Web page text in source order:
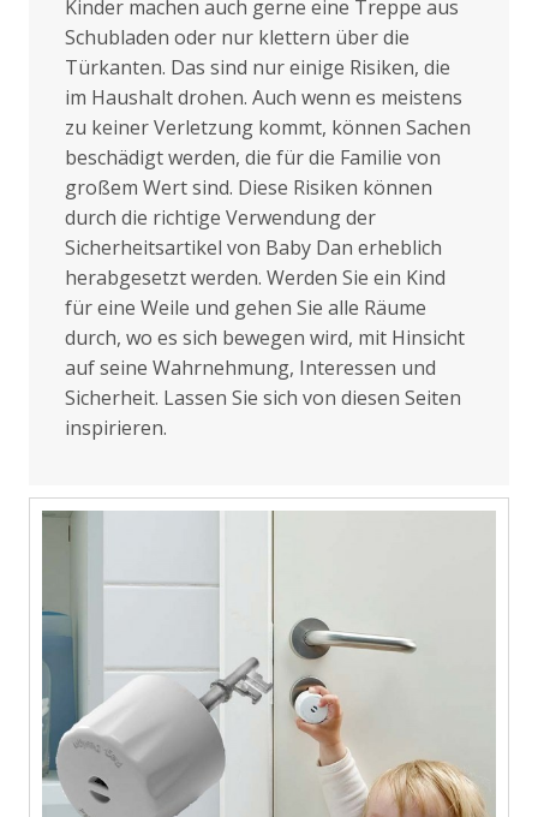
Kinder machen auch gerne eine Treppe aus
Schubladen oder nur klettern über die
Türkanten. Das sind nur einige Risiken, die
im Haushalt drohen. Auch wenn es meistens
zu keiner Verletzung kommt, können Sachen
beschädigt werden, die für die Familie von
großem Wert sind. Diese Risiken können
durch die richtige Verwendung der
Sicherheitsartikel von Baby Dan erheblich
herabgesetzt werden. Werden Sie ein Kind
für eine Weile und gehen Sie alle Räume
durch, wo es sich bewegen wird, mit Hinsicht
auf seine Wahrnehmung, Interessen und
Sicherheit. Lassen Sie sich von diesen Seiten
inspirieren.